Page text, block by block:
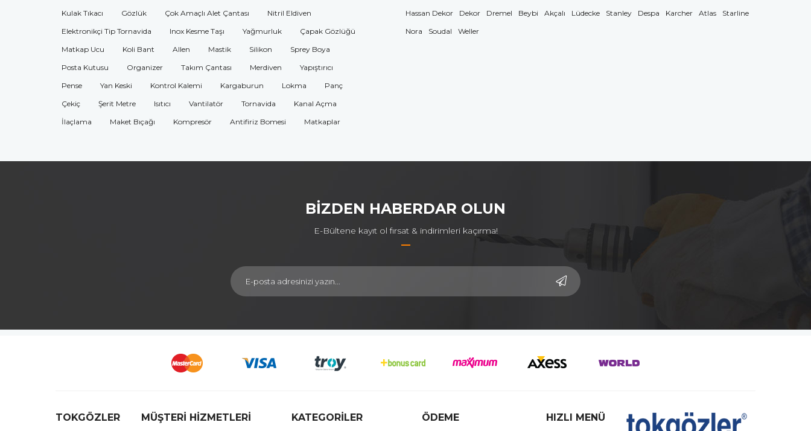
Kulak Tıkacı
Gözlük Çok Amaçlı Alet Çantası
Nitril Eldiven
Elektronikçi Tip Tornavida
Inox Kesme Taşı Yağmurluk
Çapak Gözlüğü
Matkap Ucu
Koli Bant Allen Mastik Silikon
Sprey Boya
Posta Kutusu
Organizer Takım Çantası Merdiven
Yapıştırıcı
Pense
Yan Keski Kontrol Kalemi Kargaburun Lokma
Panç
Çekiç
Şerit Metre Isıtıcı Vantilatör Tornavida
Kanal Açma
İlaçlama
Maket Bıçağı Kompresör Antifiriz Bomesi Matkaplar
Hassan Dekor
Dekor Dremel Beybi Akçalı Lüdecke Stanley Despa Karcher Atlas
Starline
Nora
Soudal Weller
BİZDEN HABERDAR OLUN
E-Bültene kayıt ol fırsat & indirimleri kaçırma!
TOKGÖZLER MÜŞTERİ HİZMETLERİ KATEGORİLER ÖDEME HIZLI MENÜ